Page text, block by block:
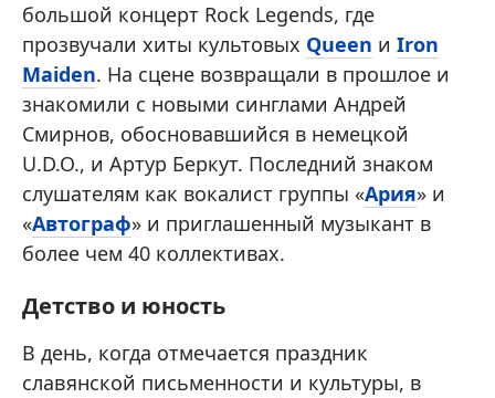
большой концерт Rock Legends, где
прозвучали хиты культовых Queen и Iron
Maiden. На сцене возвращали в прошлое и
знакомили с новыми синглами Андрей
Смирнов, обосновавшийся в немецкой
U.D.O., и Артур Беркут. Последний знаком
слушателям как вокалист группы «Ария» и
«Автограф» и приглашенный музыкант в
более чем 40 коллективах.
Детство и юность
В день, когда отмечается праздник
славянской письменности и культуры, в